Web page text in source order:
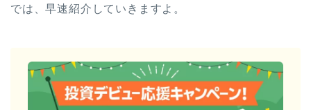
では、早速紹介していきますよ。